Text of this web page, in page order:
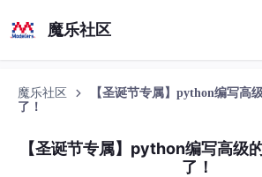
魔乐社区
魔乐社区
【圣诞节专属】python编写高
了！
【圣诞节专属】python编写高级
了！